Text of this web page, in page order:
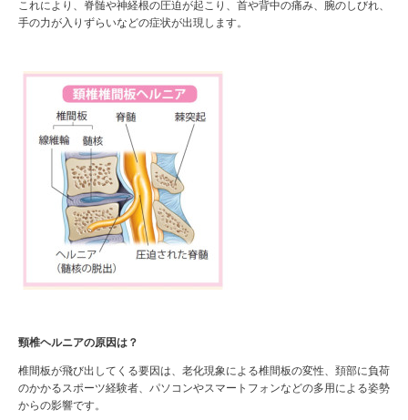
これにより、脊髄や神経根の圧迫が起こり、首や背中の痛み、腕のしびれ、
手の力が入りずらいなどの症状が出現します。
頸椎ヘルニアの原因は？
椎間板が飛び出してくる要因は、老化現象による椎間板の変性、頚部に負荷
のかかるスポーツ経験者、パソコンやスマートフォンなどの多用による姿勢
からの影響です。